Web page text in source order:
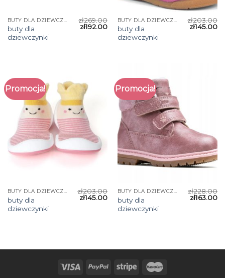
BUTY DLA DZIEWCZYNKI
buty dla
dziewczynki
zł269.00
zł192.00
BUTY DLA DZIEWCZYNKI
buty dla
dziewczynki
zł203.00
zł145.00
Promocja!
BUTY DLA DZIEWCZYNKI
buty dla
dziewczynki
zł203.00
zł145.00
Promocja!
BUTY DLA DZIEWCZYNKI
buty dla
dziewczynki
zł228.00
zł163.00